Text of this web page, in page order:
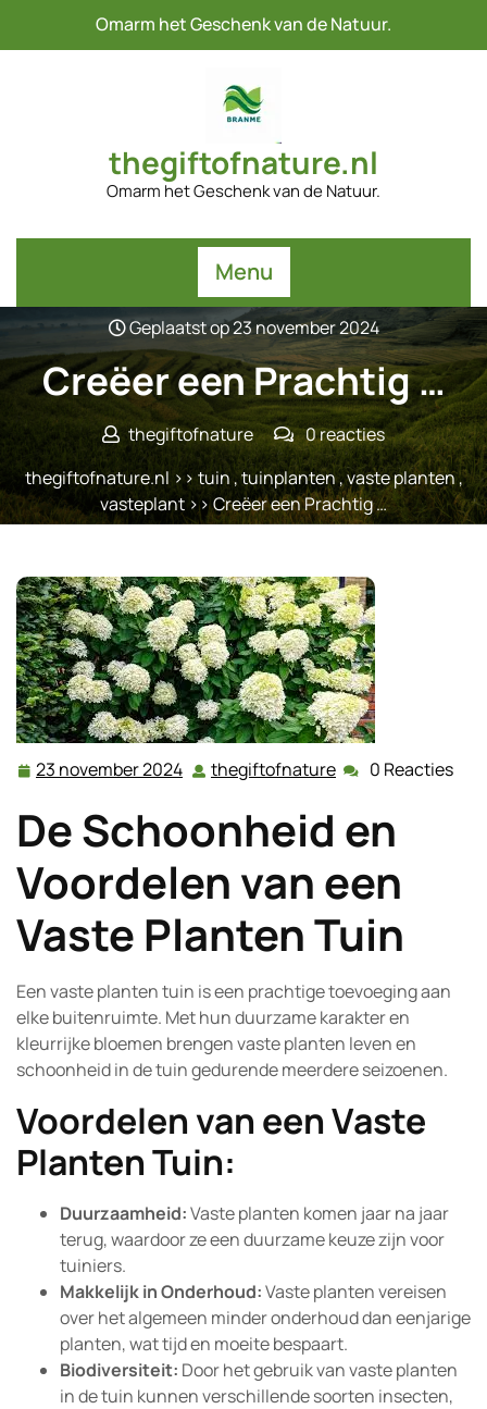
Omarm het Geschenk van de Natuur.
thegiftofnature.nl
Omarm het Geschenk van de Natuur.
Menu
Geplaatst op 23 november 2024
Creëer een Prachtig …
thegiftofnature
0 reacties
thegiftofnature.nl >> tuin,tuinplanten,vaste planten,
vasteplant >> Creëer een Prachtig …
23 november 2024 23
2024
thegiftofnature thegiftofnature
0 Reacties
De Schoonheid en
Voordelen van een
Vaste Planten Tuin
Een vaste planten tuin is een prachtige toevoeging aan
elke buitenruimte. Met hun duurzame karakter en
kleurrijke bloemen brengen vaste planten leven en
schoonheid in de tuin gedurende meerdere seizoenen.
Voordelen van een Vaste
Planten Tuin:
Duurzaamheid:Vaste planten komen jaar na jaar
terug, waardoor ze een duurzame keuze zijn voor
tuiniers.
Makkelijk in Onderhoud:Vaste planten vereisen
over het algemeen minder onderhoud dan eenjarige
planten, wat tijd en moeite bespaart.
Biodiversiteit: Door het gebruik van vaste planten
in de tuin kunnen verschillende soorten insecten,